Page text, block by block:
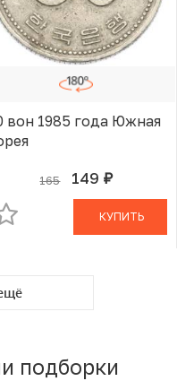
вон 1985 года Южная
165 149 руб.
В КОРЗИНЕ
КУПИТЬ
подборки